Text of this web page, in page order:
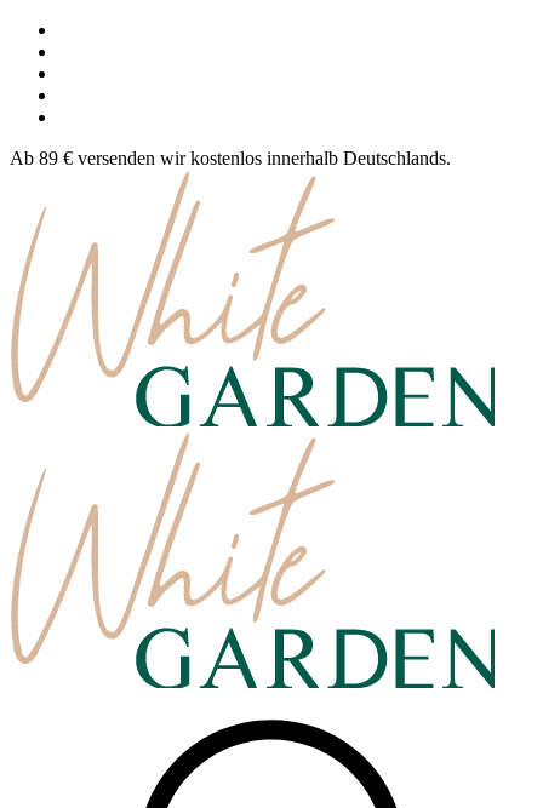
Ab 89 € versenden wir kostenlos innerhalb Deutschlands.